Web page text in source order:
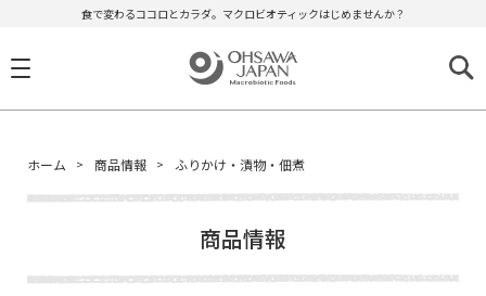
食で変わるココロとカラダ。マクロビオティックはじめませんか？
ホーム 商品情報 ふりかけ・漬物・佃煮
商品情報